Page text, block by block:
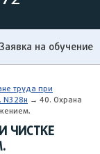
Заявка на обучение
труда при
N328н → 40. Охрана
ЧИСТКЕ